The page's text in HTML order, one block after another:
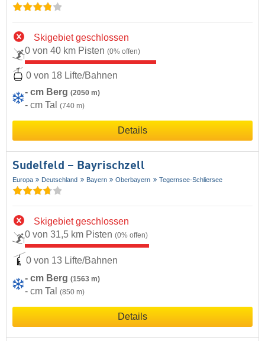
Skigebiet geschlossen
0 von 40 km Pisten (0% offen)
0 von 18 Lifte/Bahnen
- cm Berg (2050 m)
- cm Tal (740 m)
Details
Sudelfeld – Bayrischzell
Europa Deutschland Bayern Oberbayern Tegernsee-Schliersee
Skigebiet geschlossen
0 von 31,5 km Pisten (0% offen)
0 von 13 Lifte/Bahnen
- cm Berg (1563 m)
- cm Tal (850 m)
Details